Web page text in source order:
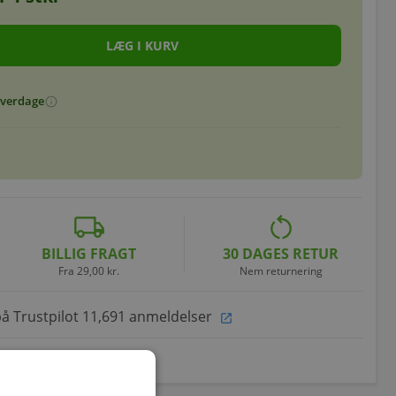
info
local_shipping
BILLIG FRAGT
Fra 29,00 kr.
restart_alt
30 DAGES RETUR
Nem returnering
Trustpilot 11,691 anmeldelser open_in_new